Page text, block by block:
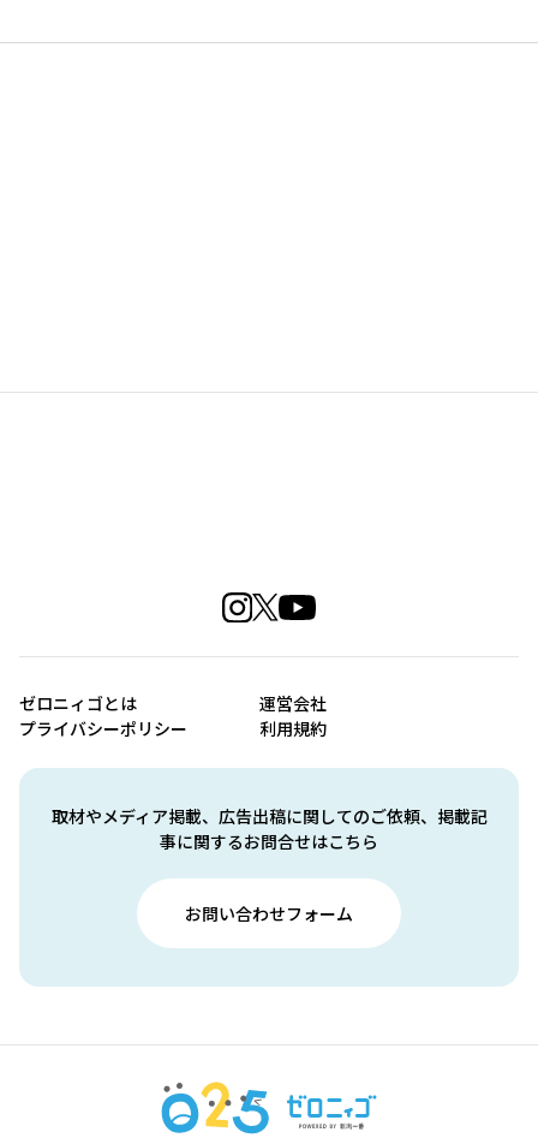
取材やメディア掲載、広告出稿に関してのご依頼、掲載記
事に関するお問合せはこちら
お問い合わせフォーム
ゼロニィゴとは
運営会社
プライバシーポリシー
利用規約